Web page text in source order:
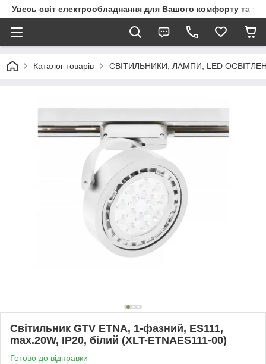
Увесь світ електрообладнання для Вашого комфорту та
Каталог товарів СВІТИЛЬНИКИ, ЛАМПИ, LED
Світильник GTV ETNA, 1-фазний, ES111,
max.20W, IP20, білий (XLT-ETNAES111-00)
Готово до відправки